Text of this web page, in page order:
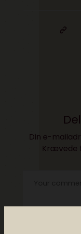
Din e-
Krævede